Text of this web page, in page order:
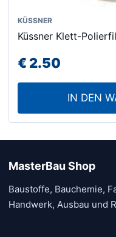
KÜSSNER
Küssner Klett-
€2.50
IN DEN
MasterBau Shop
Baustoffe, Bauchemie,
Handwerk, Ausbau und